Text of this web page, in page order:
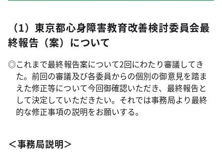
（1）東京都心身障害教育改善検討委員会最
終報告（案）について
◎これまで最終報告案について2回にわたり審議してき
た。前回の審議及び各委員からの個別の御意見を踏ま
えた修正等について今回御確認いただき、最終報告と
して決定していただきたい。それでは事務局より最終
的な修正事項の説明をお願いする。
＜事務局説明＞